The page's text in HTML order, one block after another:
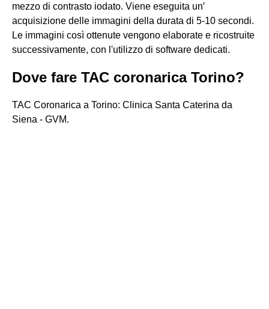
mezzo di contrasto iodato. Viene eseguita un′
acquisizione delle immagini della durata di 5-10 secondi.
Le immagini così ottenute vengono elaborate e ricostruite
successivamente, con l'utilizzo di software dedicati.
Dove fare TAC coronarica Torino?
TAC Coronarica a Torino: Clinica Santa Caterina da
Siena - GVM.